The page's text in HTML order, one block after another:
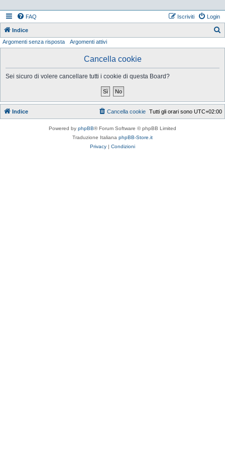
FAQ Login
Iscriviti
Indice
Argomenti senza risposta Argomenti attivi
Cancella cookie
Sei sicuro di volere cancellare tutti i cookie di questa Board?
Indice Tutti gli orari sono UTC+02:00
Cancella cookie
Powered by phpBB® Forum Software © phpBB Limited
Traduzione Italiana phpBB-Store.it
Privacy | Condizioni